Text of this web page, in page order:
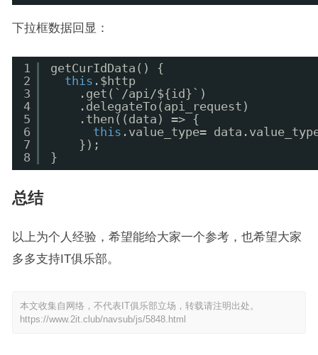
下拉框数据回显：
1
2
3
4
5
6
7
8
getCurIdData() {
this .$http
.get(`/api/${id}`)
.delegateTo(api_request)
.then((data) => {
this .value_type=
});
}
总结
以上为个人经验，希望能给大家一个参考，也希望大家
多多支持IT俱乐部。
本文收集自网络，不代表IT俱乐部立场，转载请注明出处。
https://www.2it.club/navsub/js/5848.html